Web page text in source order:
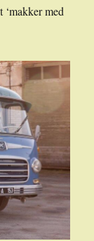
‘makker med